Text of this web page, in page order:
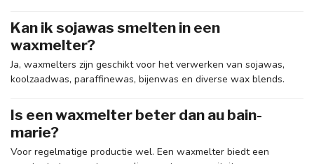
Kan ik sojawas smelten in een
waxmelter?
Ja, waxmelters zijn geschikt voor het verwerken van sojawas,
koolzaadwas, paraffinewas, bijenwas en diverse wax blends.
Is een waxmelter beter dan au bain-
marie?
Voor regelmatige productie wel. Een waxmelter biedt een